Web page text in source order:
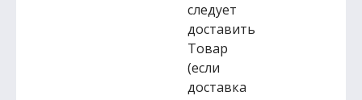
следует
доставить
Товар
(если
доставка